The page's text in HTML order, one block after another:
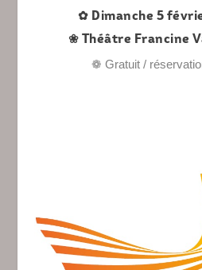
✿ Dimanche 5
❀ Théâtre Francine
❁ Gratuit /